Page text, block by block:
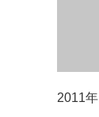
2011